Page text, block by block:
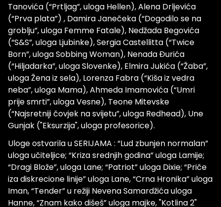
Tanovića (“Prtljag”, uloga Hellen), Alena Drljevića
(“Prva plata”) , Damira Janečeka (“Dogodilo se na
groblju”, uloga Femme Fatale), Nedžada Begovića
(“S&S”, uloga Ljubinke), Sergia Castellitta (“Twice
Born”, uloga Sobbing Woman), Nenada Đurića
(“Hiljadarka”, uloga Slovenke), Elmira Jukića (“Žaba”,
uloga Žena iz sela), Lorenza Fabra (“Kiša iz vedra
neba”, uloga Mama), Ahmeda Imamovića (“Umri
prije smrti”, uloga Vesne), Teone Mitevske
(“Najsretniji čovjek na svijetu”, uloga Redhead), Une
Gunjak ("Eksurzija", uloga profesorice).
Uloge ostvarila u SERIJAMA : “Lud zbunjen normalan”
uloga učiteljice; “Kriza srednjih godina” uloga Lamije;
“Dragi Blože”, uloga Lane; “Patriot” uloga Dixie; “Priče
iza diskrecione linije” uloga Lane, “Crna Hronika” uloga
Iman, “Tender” u režiji Nevena Samardžića uloga
Hanne, “Znam kako dišeš” uloga majke, "Kotlina 2"